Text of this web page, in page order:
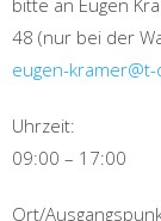
bitte an Eugen
48 (nur bei der
eugen-
Uhrzeit:
09:00 – 17:00
Ort/